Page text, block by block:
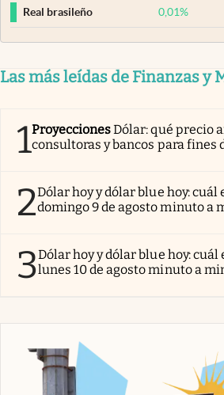
Real brasileño 0,01%
Las más leídas de Finanzas y
1ProyeccionesDólar: qué precio
consultoras y bancos para fines
2Dólar hoy y dólar blue hoy: cuál
domingo 9 de agosto minuto a
3Dólar hoy y dólar blue hoy: cuál
lunes 10 de agosto minuto a